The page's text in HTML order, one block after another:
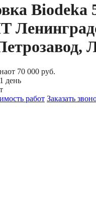
Biodeka
от 70 000 руб.
1 день
работ Заказать